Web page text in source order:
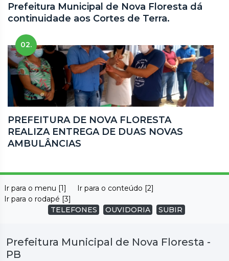
Prefeitura Municipal de Nova Floresta dá
continuidade aos Cortes de Terra.
02.
PREFEITURA DE NOVA FLORESTA
REALIZA ENTREGA DE DUAS NOVAS
AMBULÂNCIAS
Ir para o menu [1]
Ir para o conteúdo [2]
Ir para o rodapé [3]
TELEFONES
OUVIDORIA SUBIR
Prefeitura Municipal de Nova Floresta -
PB